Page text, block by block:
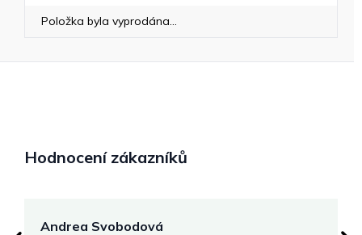
Položka byla vyprodána…
Hodnocení zákazníků
Andrea Svobodová